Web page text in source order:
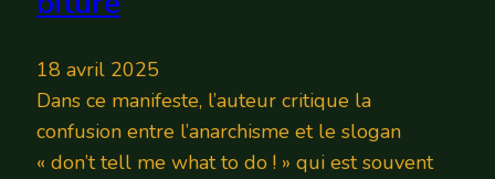
18 avril 2025
Dans ce manifeste, l’auteur critique la
confusion entre l’anarchisme et le slogan
« don’t tell me what to do ! » qui est souvent